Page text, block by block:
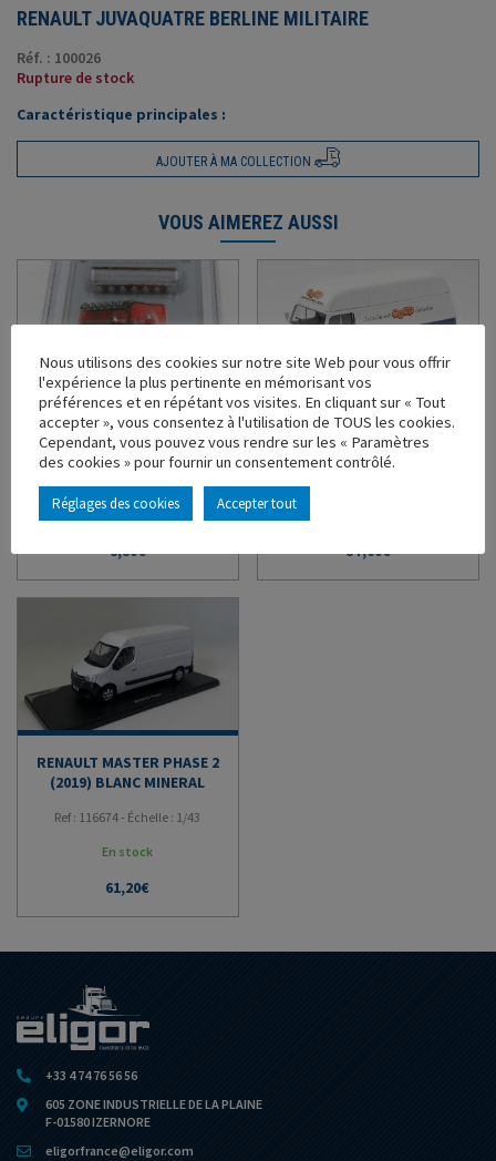
RENAULT JUVAQUATRE BERLINE MILITAIRE
Réf. : 100026
Rupture de stock
Caractéristique principales :
AJOUTER À MA COLLECTION
VOUS AIMEREZ AUSSI
RAMPE DE SPOTS SCANIA
STREAMLINE TOPLINE
En stock
8,80€
RENAULT ESTAFETTE
COOP SAV
37,60€
RENAULT MASTER PHASE 2
(2019) BLANC MINERAL
Ref : 116674 - Échelle : 1/43
En stock
61,20€
+33 4 74 76 56 56
605 ZONE INDUSTRIELLE DE LA PLAINE
F-01580 IZERNORE
eligorfrance@eligor.com
Nous utilisons des cookies sur notre site Web pour vous offrir
l'expérience la plus pertinente en mémorisant vos
préférences et en répétant vos visites. En cliquant sur « Tout
accepter », vous consentez à l'utilisation de TOUS les cookies.
Cependant, vous pouvez vous rendre sur les « Paramètres
des cookies » pour fournir un consentement contrôlé.
Réglages des cookies Accepter tout